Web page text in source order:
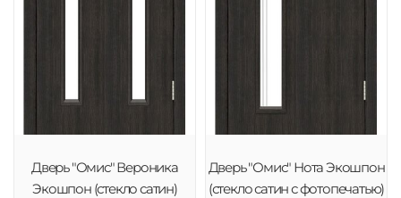
Дверь "Омис" Вероника
Экошпон (стекло сатин)
Дверь "Омис" Нота Экошпон
(стекло сатин с фотопечатью)